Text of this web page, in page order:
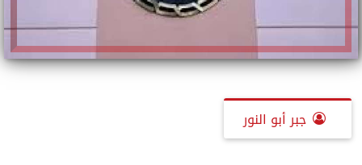
جبر أبو النور